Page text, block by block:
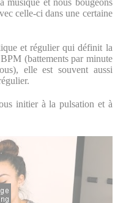
musique et nous bougeons
celle-ci dans une certaine
et régulier qui définit la
(battements par minute
elle est souvent aussi
initier à la pulsation et à